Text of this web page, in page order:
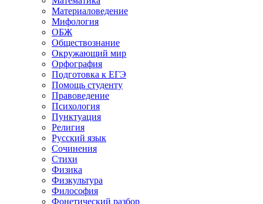
Материаловедение
Мифология
ОБЖ
Обществознание
Окружающий мир
Орфография
Подготовка к ЕГЭ
Помощь студенту
Правоведение
Психология
Пунктуация
Религия
Русский язык
Сочинения
Стихи
Физика
Физкультура
Философия
Фонетический разбор